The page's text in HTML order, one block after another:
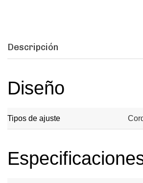
Descripción
Diseño
Tipos de ajuste